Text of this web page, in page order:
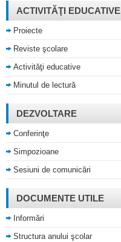
ACTIVITĂŢI EDUCATIVE
Proiecte
Reviste şcolare
Activităţi educative
Minutul de lectură
DEZVOLTARE
Conferinţe
Simpozioane
Sesiuni de comunicări
DOCUMENTE UTILE
Informări
Structura anului şcolar